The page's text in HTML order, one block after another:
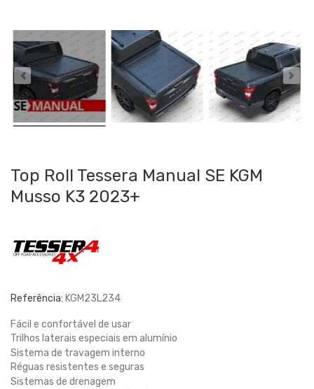
Top Roll Tessera Manual SE KGM
Musso K3 2023+
Referência: KGM23L234
Fácil e confortável de usar
Trilhos laterais especiais em alumínio
Sistema de travagem interno
Réguas resistentes e seguras
Sistemas de drenagem